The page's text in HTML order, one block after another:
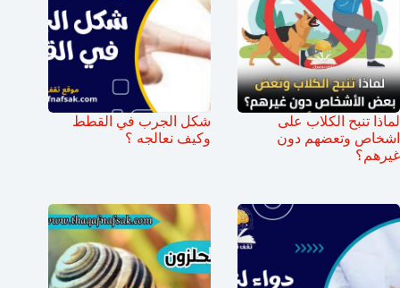
لماذا تنبح الكلاب على
اشخاص وتعضهم دون
غيرهم؟
شكل الجرب في القطط
وكيف نعالجه ؟